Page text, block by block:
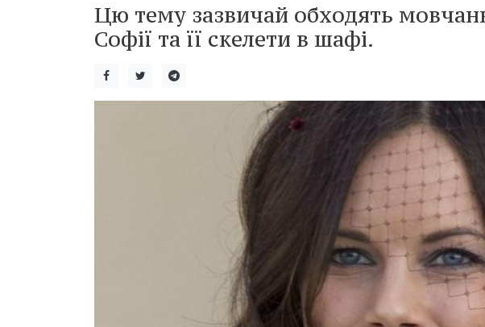
Цю тему зазвичай обходять
Софії та її скелети в шафі.